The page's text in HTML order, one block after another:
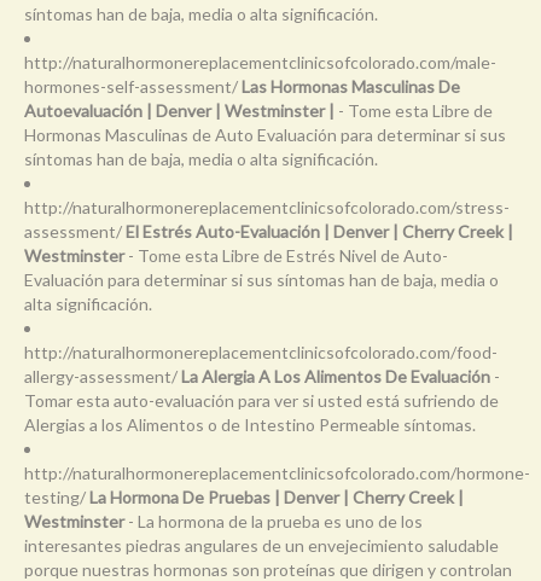
síntomas han de baja, media o alta significación.
http://naturalhormonereplacementclinicsofcolorado.com/male-
hormones-self-assessment/Las Hormonas Masculinas De
Autoevaluación | Denver | Westminster | - Tome esta Libre de
Hormonas Masculinas de Auto Evaluación para determinar si sus
síntomas han de baja, media o alta significación.
http://naturalhormonereplacementclinicsofcolorado.com/stress-
assessment/El Estrés Auto-Evaluación | Denver | Cherry Creek |
Westminster- Tome esta Libre de Estrés Nivel de Auto-
Evaluación para determinar si sus síntomas han de baja, media o
alta significación.
http://naturalhormonereplacementclinicsofcolorado.com/food-
allergy-assessment/La Alergia A Los Alimentos De Evaluación -
Tomar esta auto-evaluación para ver si usted está sufriendo de
Alergias a los Alimentos o de Intestino Permeable síntomas.
http://naturalhormonereplacementclinicsofcolorado.com/hormone-
testing/La Hormona De Pruebas | Denver | Cherry Creek |
Westminster- La hormona de la prueba es uno de los
interesantes piedras angulares de un envejecimiento saludable
porque nuestras hormonas son proteínas que dirigen y controlan